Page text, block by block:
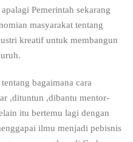
Pemerintah sekarang
masyarakat tentang
kreatif untuk membangun
bagaimana cara
,dituntun ,dibantu mentor-
itu bertemu lagi dengan
ilmu menjadi pebisnis